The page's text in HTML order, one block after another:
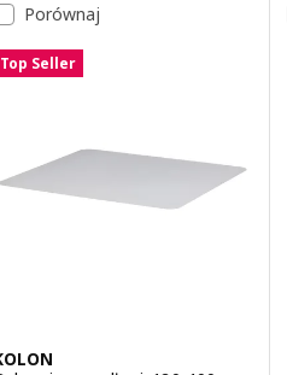
Porównaj
Top Seller